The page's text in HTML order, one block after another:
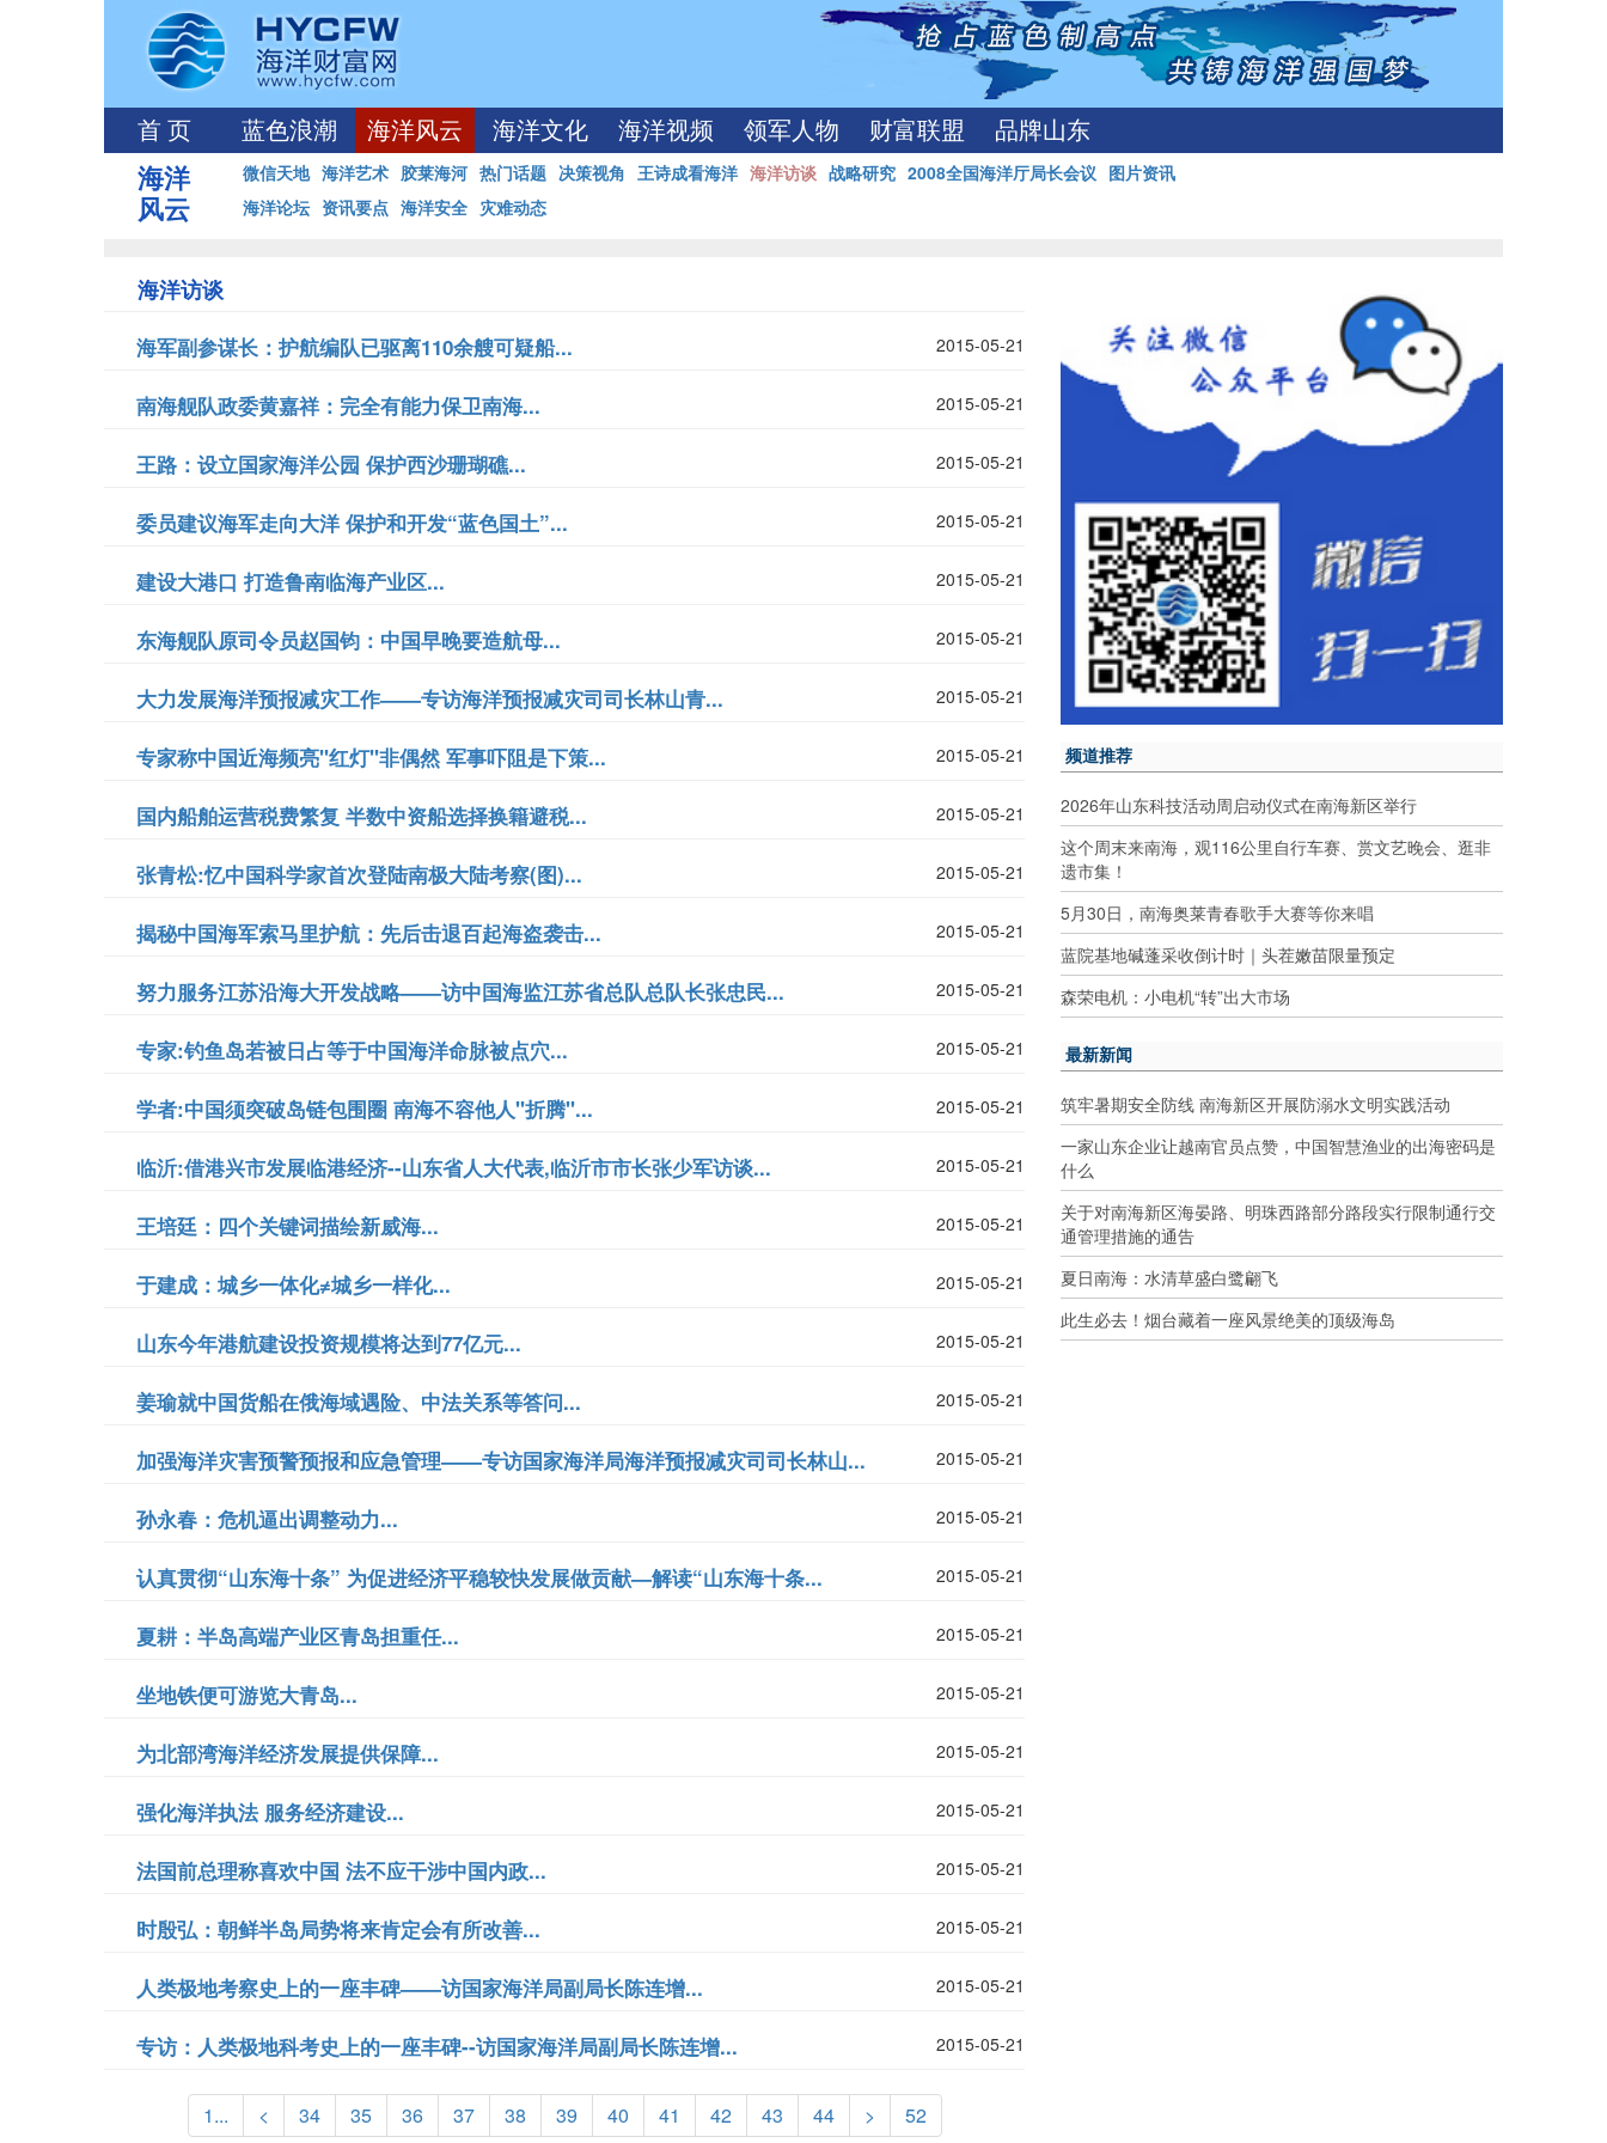
首 页 蓝色浪潮 海洋风云 海洋文化 海洋视频 领军人物 财富联盟 品牌山东
海洋
风云
微信天地 海洋艺术 胶莱海河 热门话题 决策视角 王诗成看海洋 海洋访谈 战略研究 2008全国海洋厅局长会议 图片资讯
海洋论坛 资讯要点 海洋安全 灾难动态
海洋访谈
海军副参谋长：护航编队已驱离110余艘可疑船... 2015-05-21
南海舰队政委黄嘉祥：完全有能力保卫南海... 2015-05-21
王路：设立国家海洋公园 保护西沙珊瑚礁... 2015-05-21
委员建议海军走向大洋 保护和开发“蓝色国土”... 2015-05-21
建设大港口 打造鲁南临海产业区... 2015-05-21
东海舰队原司令员赵国钧：中国早晚要造航母... 2015-05-21
大力发展海洋预报减灾工作——专访海洋预报减灾司司长林山青... 2015-05-21
专家称中国近海频亮"红灯"非偶然 军事吓阻是下策... 2015-05-21
国内船舶运营税费繁复 半数中资船选择换籍避税... 2015-05-21
张青松:忆中国科学家首次登陆南极大陆考察(图)... 2015-05-21
揭秘中国海军索马里护航：先后击退百起海盗袭击... 2015-05-21
努力服务江苏沿海大开发战略——访中国海监江苏省总队总队长张忠民... 2015-05-21
专家:钓鱼岛若被日占等于中国海洋命脉被点穴... 2015-05-21
学者:中国须突破岛链包围圈 南海不容他人"折腾"... 2015-05-21
临沂:借港兴市发展临港经济--山东省人大代表,临沂市市长张少军访谈... 2015-05-21
王培廷：四个关键词描绘新威海... 2015-05-21
于建成：城乡一体化≠城乡一样化... 2015-05-21
山东今年港航建设投资规模将达到77亿元... 2015-05-21
姜瑜就中国货船在俄海域遇险、中法关系等答问... 2015-05-21
加强海洋灾害预警预报和应急管理——专访国家海洋局海洋预报减灾司司长林山... 2015-05-21
孙永春：危机逼出调整动力... 2015-05-21
认真贯彻“山东海十条” 为促进经济平稳较快发展做贡献—解读“山东海十条... 2015-05-21
夏耕：半岛高端产业区青岛担重任... 2015-05-21
坐地铁便可游览大青岛... 2015-05-21
为北部湾海洋经济发展提供保障... 2015-05-21
强化海洋执法 服务经济建设... 2015-05-21
法国前总理称喜欢中国 法不应干涉中国内政... 2015-05-21
时殷弘：朝鲜半岛局势将来肯定会有所改善... 2015-05-21
人类极地考察史上的一座丰碑——访国家海洋局副局长陈连增... 2015-05-21
专访：人类极地科考史上的一座丰碑--访国家海洋局副局长陈连增... 2015-05-21
1... < 34 35 36 37 38 39 40 41 42 43 44 > 52
频道推荐
2026年山东科技活动周启动仪式在南海新区举行
这个周末来南海，观116公里自行车赛、赏文艺晚会、逛非
遗市集！
5月30日，南海奥莱青春歌手大赛等你来唱
蓝院基地碱蓬采收倒计时｜头茬嫩苗限量预定
森荣电机：小电机“转”出大市场
最新新闻
筑牢暑期安全防线 南海新区开展防溺水文明实践活动
一家山东企业让越南官员点赞，中国智慧渔业的出海密码是
什么
关于对南海新区海晏路、明珠西路部分路段实行限制通行交
通管理措施的通告
夏日南海：水清草盛白鹭翩飞
此生必去！烟台藏着一座风景绝美的顶级海岛